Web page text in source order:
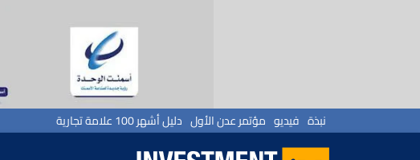
نبذة فيديو مؤتمر عدن الأول دليل أشهر 100 علامة تجارية